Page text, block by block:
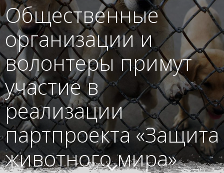
Общественные
организации и
волонтеры примут
участие в
реализации
партпроекта «Защита
животного мира»